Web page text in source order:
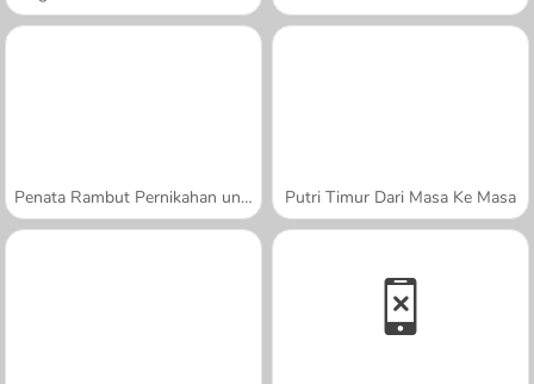
Penata Rambut Pernikahan untuk Putri Putri Timur Dari Masa Ke Masa